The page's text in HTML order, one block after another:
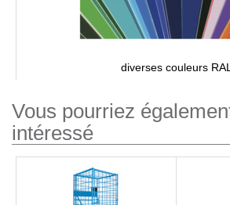
diverses couleurs RAL
Vous pourriez
intéressé